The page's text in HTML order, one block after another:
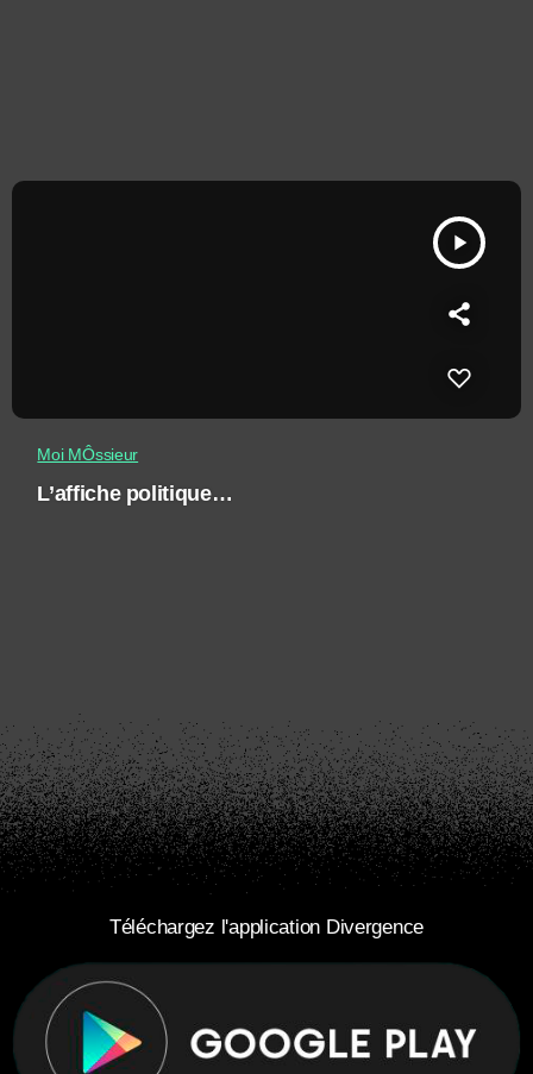
play_arrow
Moi MÔssieur
L’affiche politique…
Téléchargez l'application Divergence